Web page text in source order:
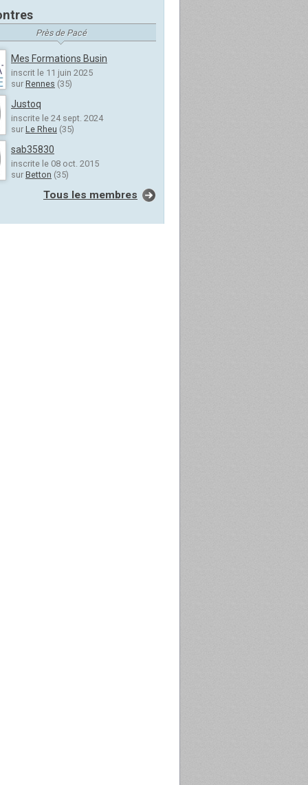
Près de Pacé
Mes Formations Busin
inscrit le 11 juin 2025
sur Rennes (35)
Justoq
inscrite le 24 sept. 2024
sur Le Rheu (35)
sab35830
inscrite le 08 oct. 2015
sur Betton (35)
Tous les membres